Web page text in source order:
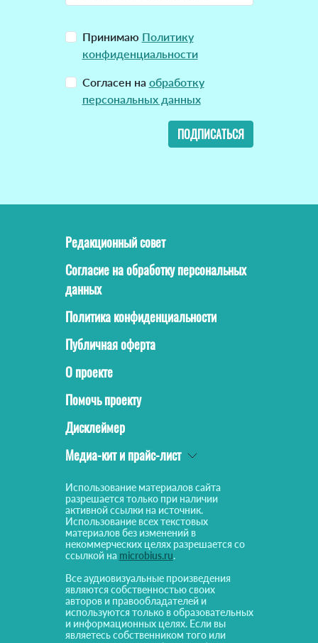
Принимаю Политику
конфиденциальности
Согласен на обработку
персональных данных
ПОДПИСАТЬСЯ
Редакционный совет
Согласие на обработку персональных
данных
Политика конфиденциальности
Публичная оферта
О проекте
Помочь проекту
Дисклеймер
Медиа-кит и прайс-лист
Использование материалов сайта
разрешается только при наличии
активной ссылки на источник.
Использование всех текстовых
материалов без изменений в
некоммерческих целях разрешается со
ссылкой на microbius.ru.
Все аудиовизуальные произведения
являются собственностью своих
авторов и правообладателей и
используются только в образовательных
и информационных целях. Если вы
являетесь собственником того или